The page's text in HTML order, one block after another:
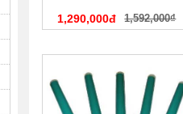
1,290,000đ 1,592,000₫